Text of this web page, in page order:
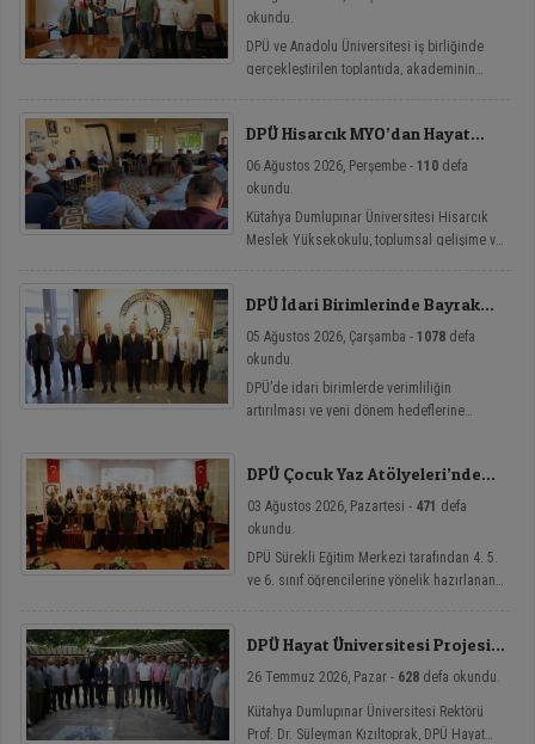
okundu.
DPÜ ve Anadolu Üniversitesi iş birliğinde
gerçekleştirilen toplantıda, akademinin
DPÜ Hisarcık MYO’dan Hayat
06 Ağustos 2026, Perşembe - 110 defa
okundu.
Kütahya Dumlupınar Üniversitesi Hisarcık
Meslek Yüksekokulu, toplumsal gelişime ve
Sohbetler etkinlik serisi kapsamında üç
önemli söyleşiye imza attı.
DPÜ İdari Birimlerinde Bayrak
05 Ağustos 2026, Çarşamba - 1078 defa
okundu.
DPÜ’de idari birimlerde verimliliğin
artırılması ve yeni dönem hedeflerine
DPÜ Çocuk Yaz Atölyeleri’nde
03 Ağustos 2026, Pazartesi - 471 defa
okundu.
DPÜ Sürekli Eğitim Merkezi tarafından 4. 5.
ve 6. sınıf öğrencilerine yönelik hazırlanan
değerlendirmelerini amaçlayan DPÜ Çocuk
Yaz Atölyeleri programı, düzenlenen açılış
DPÜ Hayat Üniversitesi Projesi
26 Temmuz 2026, Pazar - 628 defa okundu.
Kütahya Dumlupınar Üniversitesi Rektörü
Prof. Dr. Süleyman Kızıltoprak, DPÜ Hayat